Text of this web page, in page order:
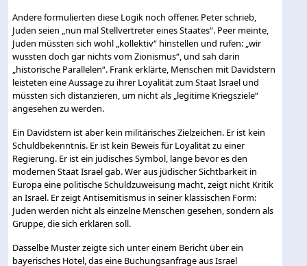
Andere formulierten diese Logik noch offener. Peter schrieb,
Juden seien „nun mal Stellvertreter eines Staates“. Peer meinte,
Juden müssten sich wohl „kollektiv“ hinstellen und rufen: „wir
wussten doch gar nichts vom Zionismus“, und sah darin
„historische Parallelen“. Frank erklärte, Menschen mit Davidstern
leisteten eine Aussage zu ihrer Loyalität zum Staat Israel und
müssten sich distanzieren, um nicht als „legitime Kriegsziele“
angesehen zu werden.
Ein Davidstern ist aber kein militärisches Zielzeichen. Er ist kein
Schuldbekenntnis. Er ist kein Beweis für Loyalität zu einer
Regierung. Er ist ein jüdisches Symbol, lange bevor es den
modernen Staat Israel gab. Wer aus jüdischer Sichtbarkeit in
Europa eine politische Schuldzuweisung macht, zeigt nicht Kritik
an Israel. Er zeigt Antisemitismus in seiner klassischen Form:
Juden werden nicht als einzelne Menschen gesehen, sondern als
Gruppe, die sich erklären soll.
Dasselbe Muster zeigte sich unter einem Bericht über ein
bayerisches Hotel, das eine Buchungsanfrage aus Israel